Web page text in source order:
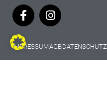
IMPRESSUMAGBDATENSCHUTZ